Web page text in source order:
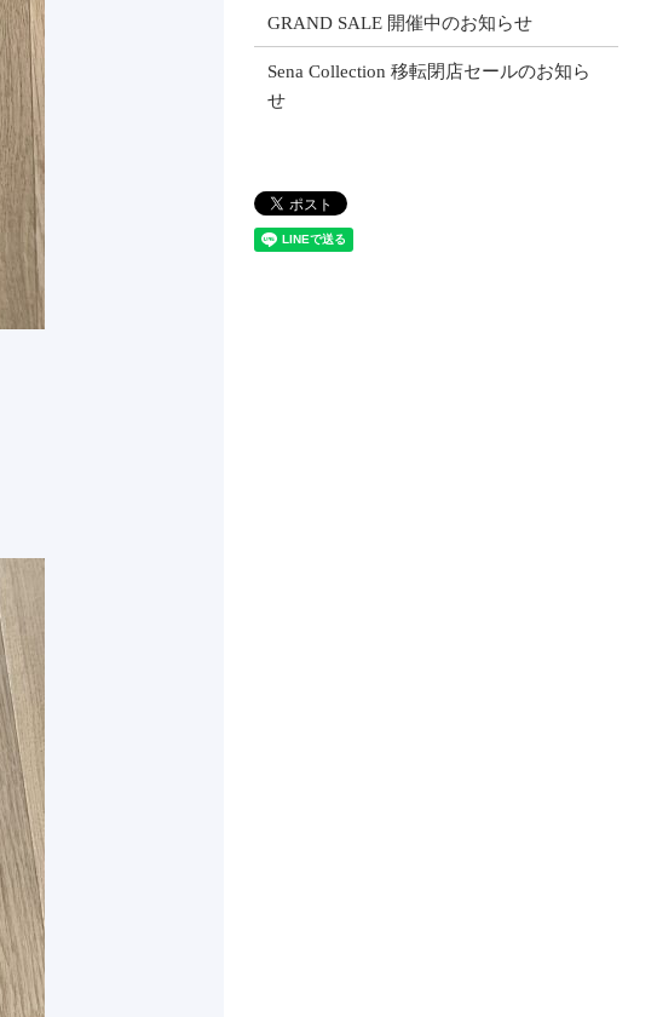
GRAND SALE 開催中のお知らせ
Sena Collection 移転閉店セールのお知ら
せ